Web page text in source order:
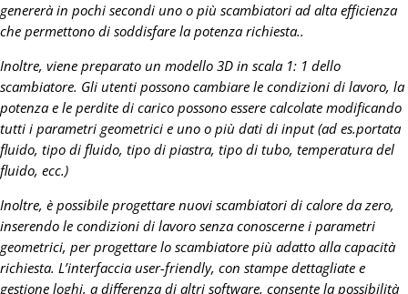
genererà in pochi secondi uno o più scambiatori ad alta efficienza
che permettono di soddisfare la potenza richiesta..
Inoltre, viene preparato un modello 3D in scala 1: 1 dello
scambiatore. Gli utenti possono cambiare le condizioni di lavoro, la
potenza e le perdite di carico possono essere calcolate modificando
tutti i parametri geometrici e uno o più dati di input (ad es.portata
fluido, tipo di fluido, tipo di piastra, tipo di tubo, temperatura del
fluido, ecc.)
Inoltre, è possibile progettare nuovi scambiatori di calore da zero,
inserendo le condizioni di lavoro senza conoscerne i parametri
geometrici, per progettare lo scambiatore più adatto alla capacità
richiesta. L’interfaccia user-friendly, con stampe dettagliate e
gestione loghi, a differenza di altri software, consente la possibilità